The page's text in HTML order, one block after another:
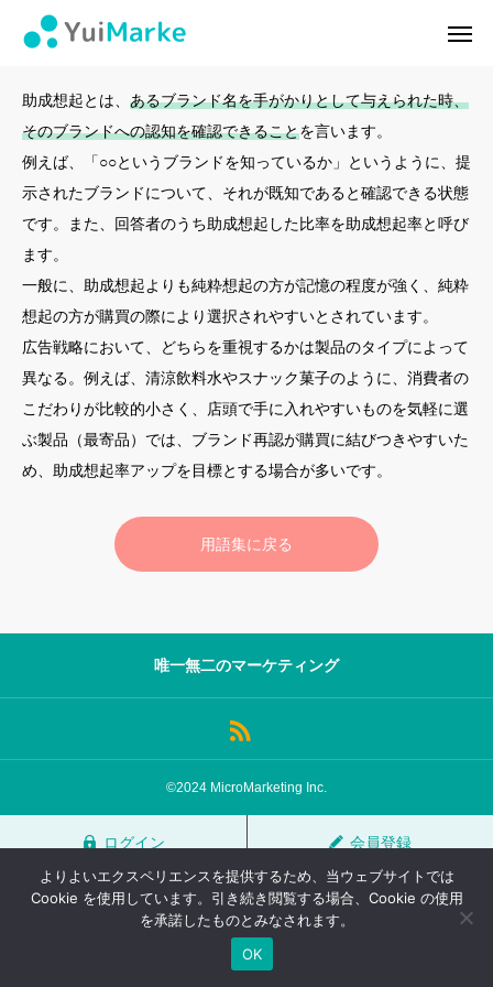
助成想起とは、 あるブランド名を手がかりとして与えられた時、
そのブランドへの認知を確認できることを言います。
例えば、「○○というブランドを知っているか」というように、提
示されたブランドについて、それが既知であると確認できる状態
です。また、回答者のうち助成想起した比率を助成想起率と呼び
ます。
一般に、助成想起よりも純粋想起の方が記憶の程度が強く、純粋
想起の方が購買の際により選択されやすいとされています。
広告戦略において、どちらを重視するかは製品のタイプによって
異なる。例えば、清涼飲料水やスナック菓子のように、消費者の
こだわりが比較的小さく、店頭で手に入れやすいものを気軽に選
ぶ製品（最寄品）では、ブランド再認が購買に結びつきやすいた
め、助成想起率アップを目標とする場合が多いです。
用語集に戻る
唯一無二のマーケティング
©2024 MicroMarketing Inc.
ログイン 会員登録
ログイン 会員登録
実績・お客様の声
無料診断
イベント・セミナー情報
コンテンツ
スポンサー登録
サロン会員登録
お問い合わせ
よくあるご質問
プライバシーポリシー
マーケティング用語集
LINE公式
ホーム
よりよいエクスペリエンスを提供するため、当ウェブサイトでは
Cookie を使用しています。引き続き閲覧する場合、Cookie の使用
を承諾したものとみなされます。
OK